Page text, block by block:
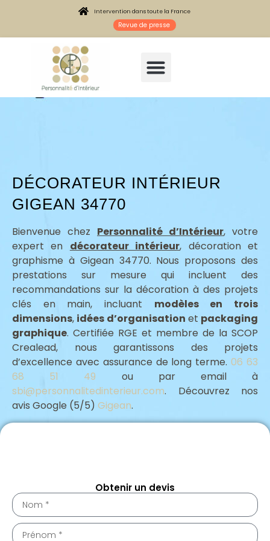
Intervention dans toute la France
Revue de presse
DÉCORATEUR INTÉRIEUR
GIGEAN 34770
Bienvenue chez Personnalité d’Intérieur, votre
expert en décorateur intérieur, décoration et
graphisme à Gigean 34770. Nous proposons des
prestations sur mesure qui incluent des
recommandations sur la décoration à des projets
clés en main, incluant modèles en trois
dimensions, idées d’organisation et packaging
graphique. Certifiée RGE et membre de la SCOP
Crealead, nous garantissons des projets
d’excellence avec assurance de long terme.06 63
68 51 49 ou par email à
sbi@personnalitedinterieur.com. Découvrez nos
avis Google (5/5) Gigean.
Obtenir un devis